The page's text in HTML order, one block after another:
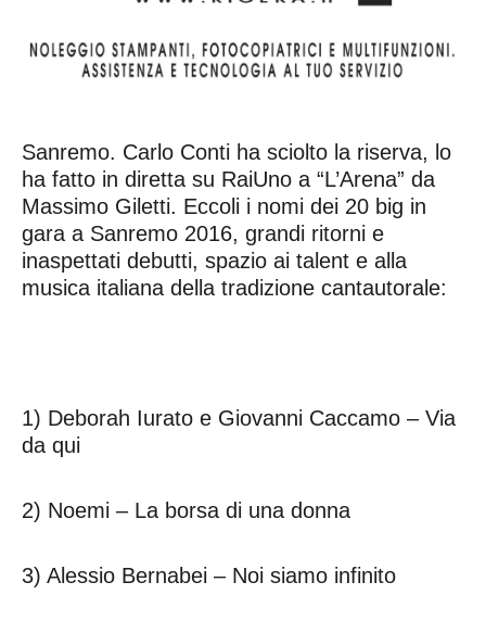
Sanremo. Carlo Conti ha sciolto la riserva, lo
ha fatto in diretta su RaiUno a “L’Arena” da
Massimo Giletti. Eccoli i nomi dei 20 big in
gara a Sanremo 2016, grandi ritorni e
inaspettati debutti, spazio ai talent e alla
musica italiana della tradizione cantautorale:
1) Deborah Iurato e Giovanni Caccamo – Via
da qui
2) Noemi – La borsa di una donna
3) Alessio Bernabei – Noi siamo infinito